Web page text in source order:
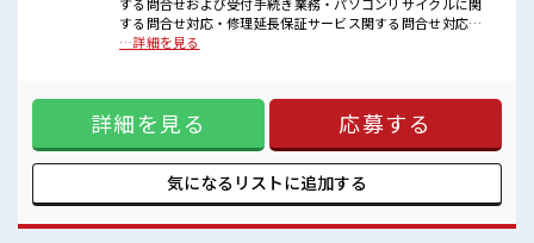
残業はほとんどありません！
未経験から始めた方もイッパイ！
する問合せ対応・修理延長保証サービス関する問合せ対応
【取扱製品情報】パソコン ■お仕事PR ≪時間にメリハリを≫
り奇抜でなければ基本的に自由！ (規定有)≪未経験OKの仕事
≫ 新しいことにチャレンジするのは不安だけど、 しっかり働
く環境が整っています！ イチからスキルUP・ステップUP目
指していきましょう！ ≪収入アップを目指せる≫ 高時給だら
けの派遣のお仕事です！ ■職場の雰囲気 髪型にこだわりのあ
るアナタは必見！ 髪型自由な職場！ 残業はほとんどありませ
みませんか？
…詳細を見る
詳細を見る 応募する
気になるリストに追加する